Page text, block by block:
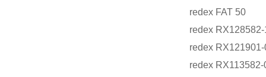
redex FAT 50
redex
redex
redex RX113582-